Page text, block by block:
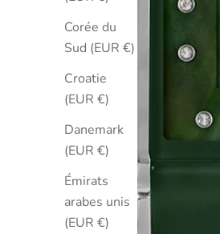
Corée du
Sud (EUR €)
Croatie
(EUR €)
Danemark
(EUR €)
Émirats
arabes unis
(EUR €)